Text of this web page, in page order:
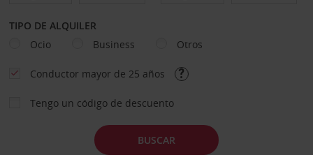
TIPO DE ALQUILER
Ocio
Business Otros
Conductor mayor de 25 años
Tengo un código de descuento
BUSCAR